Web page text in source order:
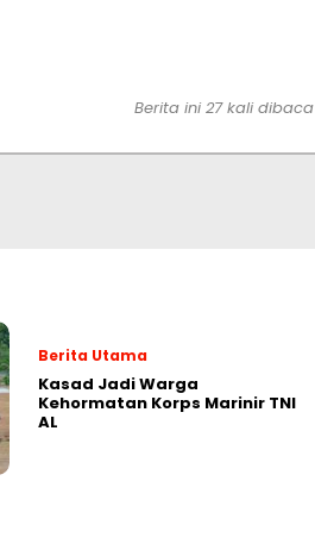
Berita ini 27 kali dibaca
Berita Utama
Kasad Jadi Warga
Kehormatan Korps Marinir TNI
AL